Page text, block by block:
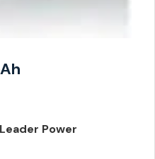
Power